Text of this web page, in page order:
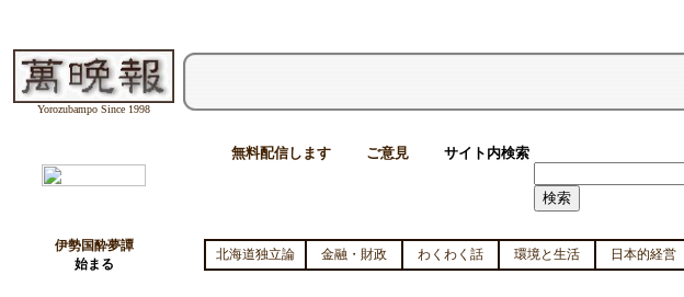
Yorozubampo Since 1998
無料配信します ご意見 サイト内検索
伊勢国酔夢譚
始まる
北海道独立論 金融・財政 わくわく話 環境と生活 日本的経営